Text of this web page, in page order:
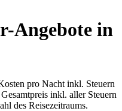
Angebote in
pro Nacht inkl. Steuern
inkl. aller Steuern
des Reisezeitraums.